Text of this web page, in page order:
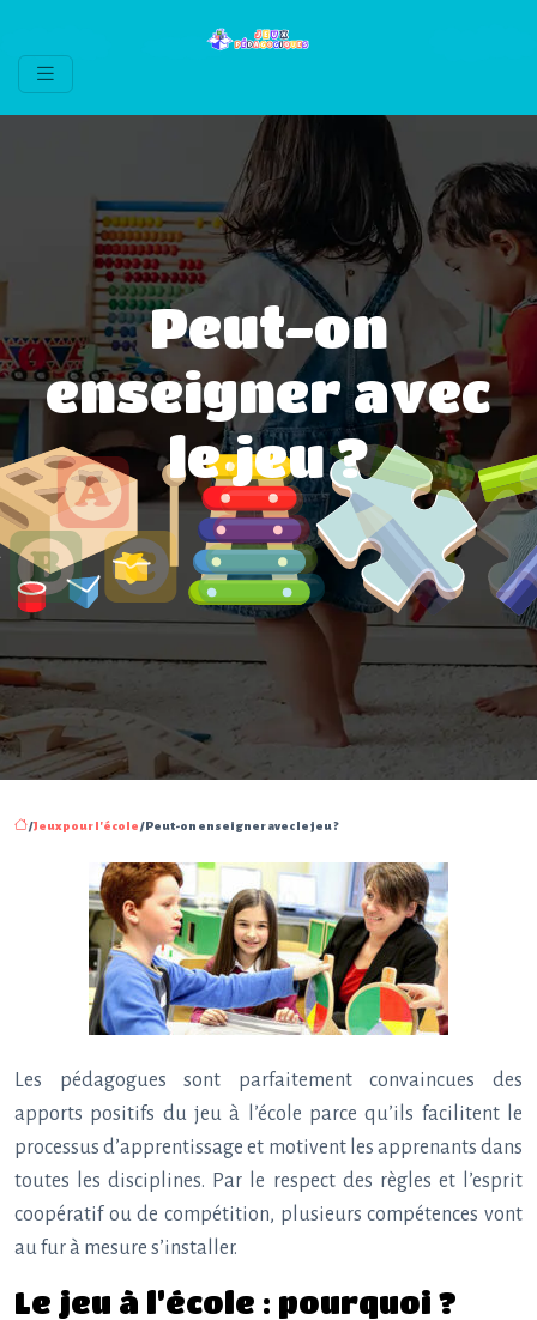
Peut-on
enseigner avec
le jeu ?
/Jeux pour l'école/ Peut-on enseigner avec le jeu ?
Les pédagogues sont parfaitement convaincues des
apports positifs du jeu à l’école parce qu’ils facilitent le
processus d’apprentissage et motivent les apprenants dans
toutes les disciplines. Par le respect des règles et l’esprit
coopératif ou de compétition, plusieurs compétences vont
au fur à mesure s’installer.
Le jeu à l’école : pourquoi ?